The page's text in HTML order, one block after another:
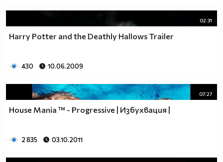
02:31
Harry Potter and the Deathly Hallows Trailer
430 10.06.2009
07:27
House Mania ™ - Progressive | Избухвация |
2 835 03.10.2011